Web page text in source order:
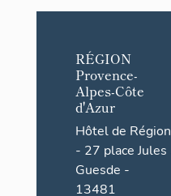
RÉGION
Provence-
Alpes-Côte
d'Azur
Hôtel de Région
- 27 place Jules
Guesde -
13481